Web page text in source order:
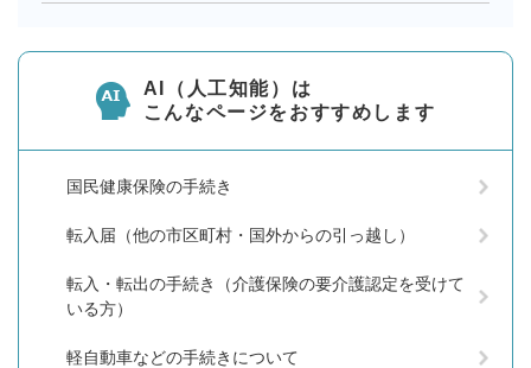
AI（人工知能）は
こんなページをおすすめします
国民健康保険の手続き
転入届（他の市区町村・国外からの引っ越し）
転入・転出の手続き（介護保険の要介護認定を受けて
いる方）
軽自動車などの手続きについて